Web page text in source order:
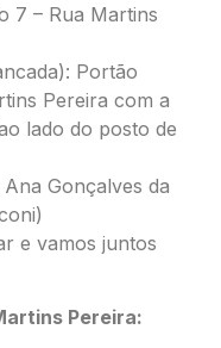
7 – Rua Martins
Portão
Pereira com a
lado do posto de
Gonçalves da
e vamos juntos
Pereira: